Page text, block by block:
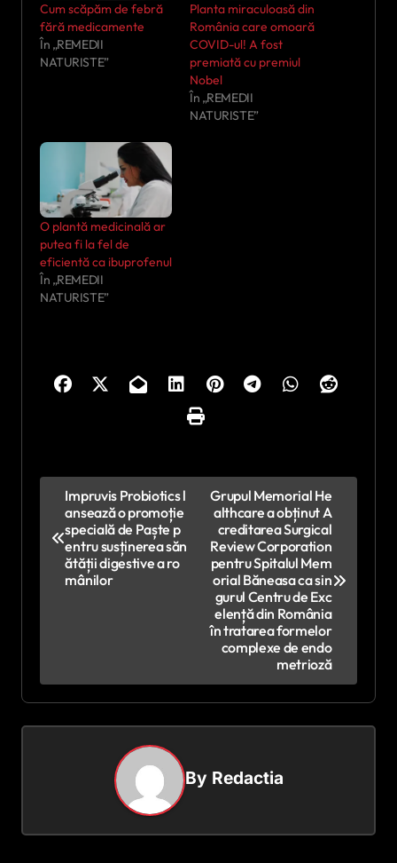
Cum scăpăm de febră
fără medicamente
În „REMEDII
NATURISTE”
Planta miraculoasă din
România care omoară
COVID-ul! A fost
premiată cu premiul
Nobel
În „REMEDII
NATURISTE”
O plantă medicinală ar
putea fi la fel de
eficientă ca ibuprofenul
În „REMEDII
NATURISTE”
e
î
t
Impruvis Probiotics l
ansează o promoție
specială de Paște p
entru susținerea săn
ătății digestive a ro
mânilor
Grupul Memorial He
althcare a obținut A
creditarea Surgical
Review Corporation
pentru Spitalul Mem
orial Băneasa ca sin
gurul Centru de Exc
elență din România
în tratarea formelor
complexe de endo
metrioză
By Redactia